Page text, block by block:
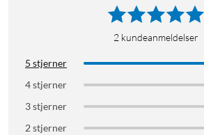
2 kundeanmeldelser
5 stjerner
4 stjerner
3 stjerner
2 stjerner